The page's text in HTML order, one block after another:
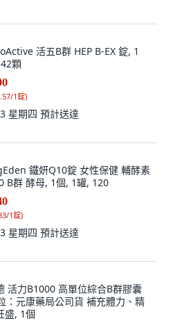
活五B群 HEP B-EX 錠, 1
顆
1錠)
星期四 預計送達
鐵妍Q10錠 女性保健 輔酵素
B群 酵母, 1個, 1罐, 120
1錠)
星期四 預計送達
活力B1000 高單位綜合B群膠囊
：元康藥局公司貨 補充體力、精
盛, 1個